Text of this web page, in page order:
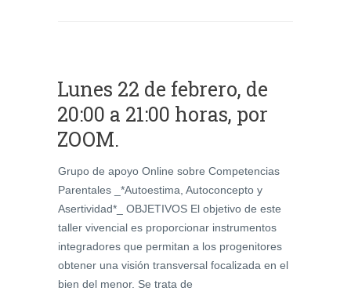
Lunes 22 de febrero, de
20:00 a 21:00 horas, por
ZOOM.
Grupo de apoyo Online sobre Competencias
Parentales _*Autoestima, Autoconcepto y
Asertividad*_ OBJETIVOS El objetivo de este
taller vivencial es proporcionar instrumentos
integradores que permitan a los progenitores
obtener una visión transversal focalizada en el
bien del menor. Se trata de